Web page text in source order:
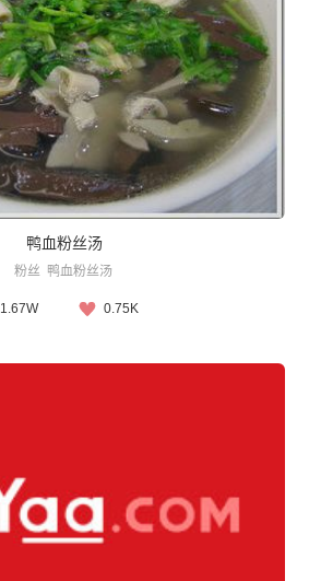
鸭血粉丝汤
粉丝 鸭血粉丝汤
1.67W 0.75K